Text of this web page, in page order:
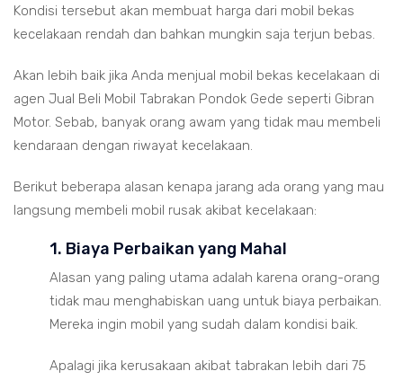
Kondisi tersebut akan membuat harga dari mobil bekas
kecelakaan rendah dan bahkan mungkin saja terjun bebas.
Akan lebih baik jika Anda menjual mobil bekas kecelakaan di
agen Jual Beli Mobil Tabrakan Pondok Gede seperti Gibran
Motor. Sebab, banyak orang awam yang tidak mau membeli
kendaraan dengan riwayat kecelakaan.
Berikut beberapa alasan kenapa jarang ada orang yang mau
langsung membeli mobil rusak akibat kecelakaan:
1. Biaya Perbaikan yang Mahal
Alasan yang paling utama adalah karena orang-orang
tidak mau menghabiskan uang untuk biaya perbaikan.
Mereka ingin mobil yang sudah dalam kondisi baik.
Apalagi jika kerusakaan akibat tabrakan lebih dari 75